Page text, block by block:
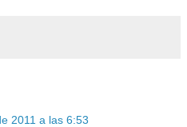
2011 a las 6:53